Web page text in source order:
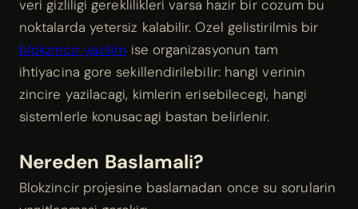
veri gizliligi gereklilikleri varsa hazir bir cozum bu
noktalarda yetersiz kalabilir. Ozel gelistirilmis bir
blokzincir yazilim ise organizasyonun tam
ihtiyacina gore sekillendirilebilir: hangi verinin
zincire yazilacagi, kimlerin erisebilecegi, hangi
sistemlerle konusacagi bastan belirlenir.
Nereden Baslamali?
Blokzincir projesine baslamadan once su sorularin